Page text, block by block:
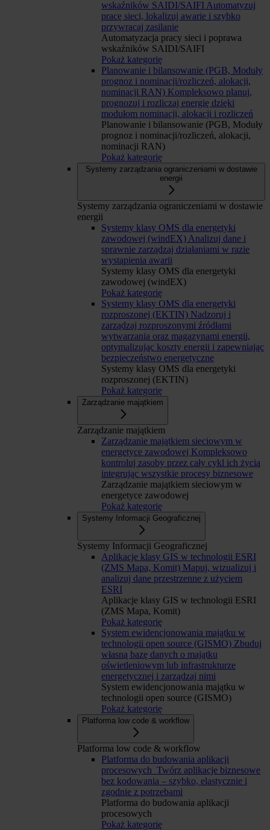
wskaźników SAIDI/SAIFI Automatyzuj
pracę sieci, lokalizuj awarie i szybko
przywracaj zasilanie
Automatyzacja pracy sieci i poprawa
wskaźników SAIDI/SAIFI
Pokaż kategorię
Planowanie i bilansowanie (PGB, Moduły
prognoz i nominacji/rozliczeń, alokacji,
nominacji RAN) Kompleksowo planuj,
prognozuj i rozliczaj energię dzięki
modułom nominacji, alokacji i rozliczeń
Planowanie i bilansowanie (PGB, Moduły
prognoz i nominacji/rozliczeń, alokacji,
nominacji RAN)
Pokaż kategorię
Systemy zarządzania ograniczeniami w dostawie
energii
Systemy zarządzania ograniczeniami w dostawie
energii
Systemy klasy OMS dla energetyki
zawodowej (windEX) Analizuj dane i
sprawnie zarządzaj działaniami w razie
wystąpienia awarii
Systemy klasy OMS dla energetyki
zawodowej (windEX)
Pokaż kategorię
Systemy klasy OMS dla energetyki
rozproszonej (EKTIN) Nadzoruj i
zarządzaj rozproszonymi źródłami
wytwarzania oraz magazynami energii,
optymalizując koszty energii i zapewniając
bezpieczeństwo energetyczne
Systemy klasy OMS dla energetyki
rozproszonej (EKTIN)
Pokaż kategorię
Zarządzanie majątkiem
Zarządzanie majątkiem
Zarządzanie majątkiem sieciowym w
energetyce zawodowej Kompleksowo
kontroluj zasoby przez cały cykl ich życia
integrując wszystkie procesy biznesowe
Zarządzanie majątkiem sieciowym w
energetyce zawodowej
Pokaż kategorię
Systemy Informacji Geograficznej
Systemy Informacji Geograficznej
Aplikacje klasy GIS w technologii ESRI
(ZMS Mapa, Komit) Mapuj, wizualizuj i
analizuj dane przestrzenne z użyciem
ESRI
Aplikacje klasy GIS w technologii ESRI
(ZMS Mapa, Komit)
Pokaż kategorię
System ewidencjonowania majątku w
technologii open source (GISMO) Zbuduj
własną bazę danych o majątku
oświetleniowym lub infrastrukturze
energetycznej i zarządzaj nimi
System ewidencjonowania majątku w
technologii open source (GISMO)
Pokaż kategorię
Platforma low code & workflow
Platforma low code & workflow
Platforma do budowania aplikacji
procesowych Twórz aplikacje biznesowe
bez kodowania – szybko, elastycznie i
zgodnie z potrzebami
Platforma do budowania aplikacji
procesowych
Pokaż kategorię